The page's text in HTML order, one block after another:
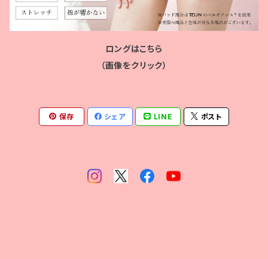
ロングはこちら
（画像をクリック）
保存 シェア LINE ポスト